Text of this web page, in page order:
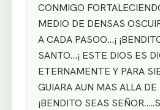
CONMIGO
MEDIO DE DENSAS
A CADA PASOO…¡
SANTO…¡ ESTE DIOS ES
ETERNAMENTE Y PARA
GUIARA AUN MAS ALLA DE
¡BENDITO SEAS